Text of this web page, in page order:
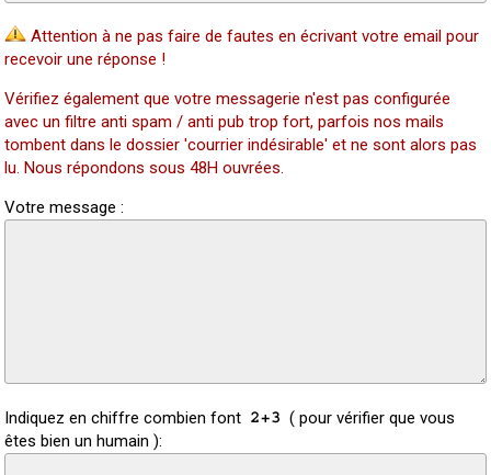
Attention à ne pas faire de fautes en écrivant votre email pour
recevoir une réponse !
Vérifiez également que votre messagerie n'est pas configurée
avec un filtre anti spam / anti pub trop fort, parfois nos mails
tombent dans le dossier 'courrier indésirable' et ne sont alors pas
lu. Nous répondons sous 48H ouvrées.
Votre message :
Indiquez en chiffre combien font
( pour vérifier que vous
êtes bien un humain ):